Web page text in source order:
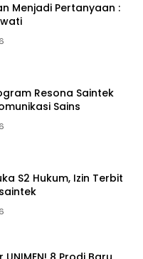
Menjadi Pertanyaan :
Resona Saintek
Sains
S2 Hukum, Izin Terbit